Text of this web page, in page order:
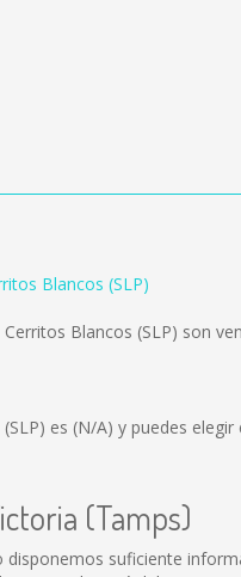
Blancos (SLP)
Blancos (SLP) son
es (N/A) y puedes elegir
(Tamps)
suficiente